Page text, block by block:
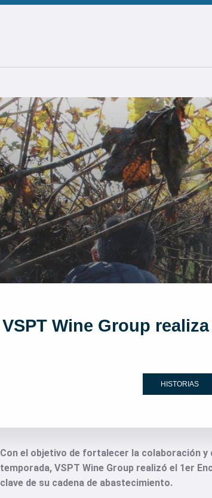
VSPT Wine Group
HISTORIAS
Con el objetivo de fortalecer la colaboración
temporada, VSPT Wine Group realizó el 1er
clave de su cadena de abastecimiento.